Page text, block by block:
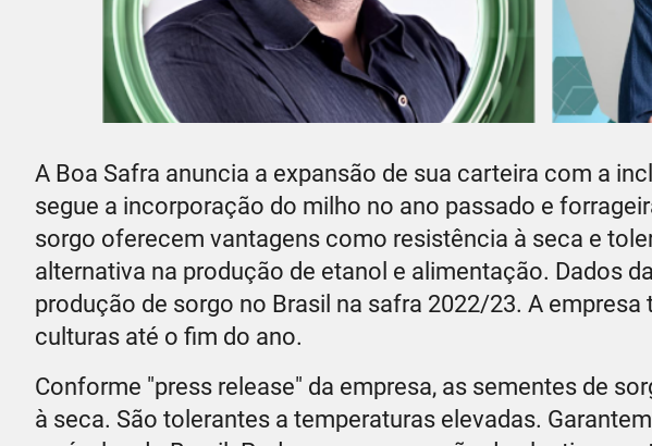
A Boa Safra anuncia a expansão de sua carteira com a
segue a incorporação do milho no ano passado e
sorgo oferecem vantagens como resistência à seca e
alternativa na produção de etanol e alimentação. Dados
produção de sorgo no Brasil na safra 2022/23. A
culturas até o fim do ano.
Conforme "press release" da empresa, as sementes de
à seca. São tolerantes a temperaturas elevadas.